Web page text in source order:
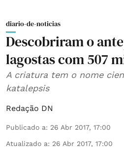
diario-de-noticias
Descobriram o
lagostas com 507
A criatura tem o nome
katalepsis
Redação DN
Publicado a: 26 Abr 2017, 17:00
Atualizado a: 26 Abr 2017, 17:00